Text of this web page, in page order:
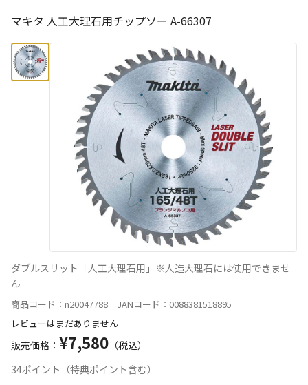
マキタ 人工大理石用チップソー A-66307
ダブルスリット「人工大理石用」※人造大理石には使用できませ
ん
商品コード：n20047788 JANコード：0088381518895
レビューはまだありません
販売価格： ¥7,580 （税込）
34ポイント（特典ポイント含む）